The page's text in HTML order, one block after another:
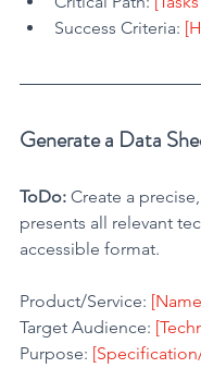
Success Criteria:
Generate a Data
ToDo: Create a
presents all relevant
accessible format.
Product/Service:
Target Audience:
Purpose: